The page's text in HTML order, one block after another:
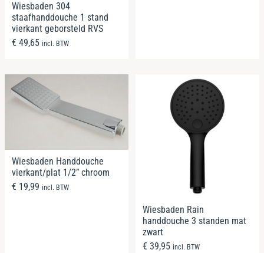
Wiesbaden 304
staafhanddouche 1 stand
vierkant geborsteld RVS
€ 49,65 incl. BTW
Wiesbaden Handdouche
vierkant/plat 1/2” chroom
€ 19,99 incl. BTW
Wiesbaden Rain
handdouche 3 standen mat
zwart
€ 39,95 incl. BTW